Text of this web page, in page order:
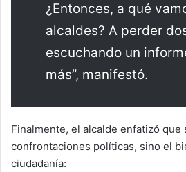
¿Entonces, a qué
alcaldes? A perder
escuchando un
más”, manifestó.
Finalmente, el alcalde enfatizó que
confrontaciones políticas, sino el
ciudadanía: